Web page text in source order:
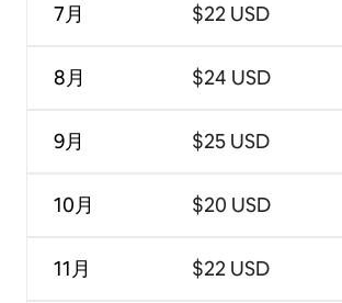
7月
8月
9月
10月
11月
$22 USD
$24 USD
$25 USD
$20 USD
$22 USD